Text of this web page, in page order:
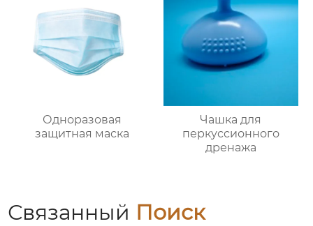
Одноразовая
защитная маска
Чашка для
перкуссионного
дренажа
Связанный Поиск